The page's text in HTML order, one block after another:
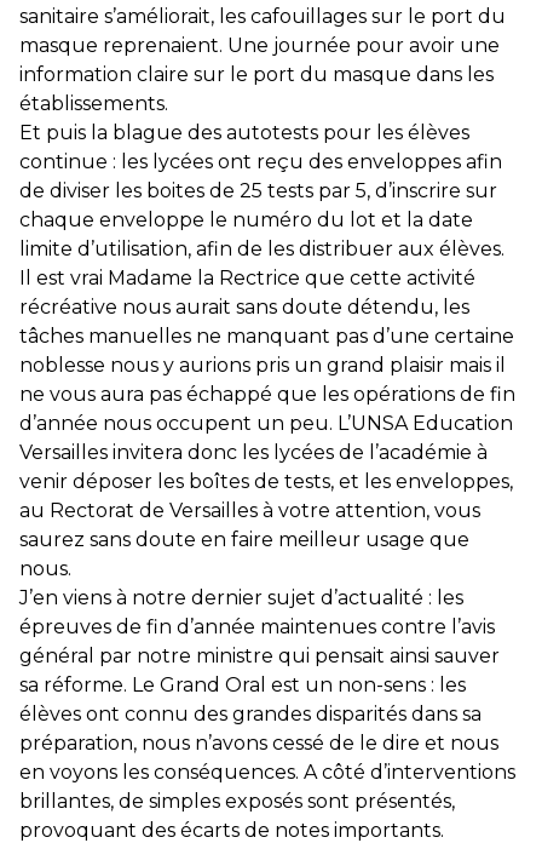
sanitaire s’améliorait, les cafouillages sur le port du
masque reprenaient. Une journée pour avoir une
information claire sur le port du masque dans les
établissements.
Et puis la blague des autotests pour les élèves
continue : les lycées ont reçu des enveloppes afin
de diviser les boites de 25 tests par 5, d’inscrire sur
chaque enveloppe le numéro du lot et la date
limite d’utilisation, afin de les distribuer aux élèves.
Il est vrai Madame la Rectrice que cette activité
récréative nous aurait sans doute détendu, les
tâches manuelles ne manquant pas d’une certaine
noblesse nous y aurions pris un grand plaisir mais il
ne vous aura pas échappé que les opérations de fin
d’année nous occupent un peu. L’UNSA Education
Versailles invitera donc les lycées de l’académie à
venir déposer les boîtes de tests, et les enveloppes,
au Rectorat de Versailles à votre attention, vous
saurez sans doute en faire meilleur usage que
nous.
J’en viens à notre dernier sujet d’actualité : les
épreuves de fin d’année maintenues contre l’avis
général par notre ministre qui pensait ainsi sauver
sa réforme. Le Grand Oral est un non-sens : les
élèves ont connu des grandes disparités dans sa
préparation, nous n’avons cessé de le dire et nous
en voyons les conséquences. A côté d’interventions
brillantes, de simples exposés sont présentés,
provoquant des écarts de notes importants.